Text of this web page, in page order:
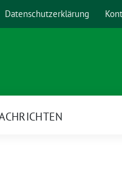
Datenschutzerklärung